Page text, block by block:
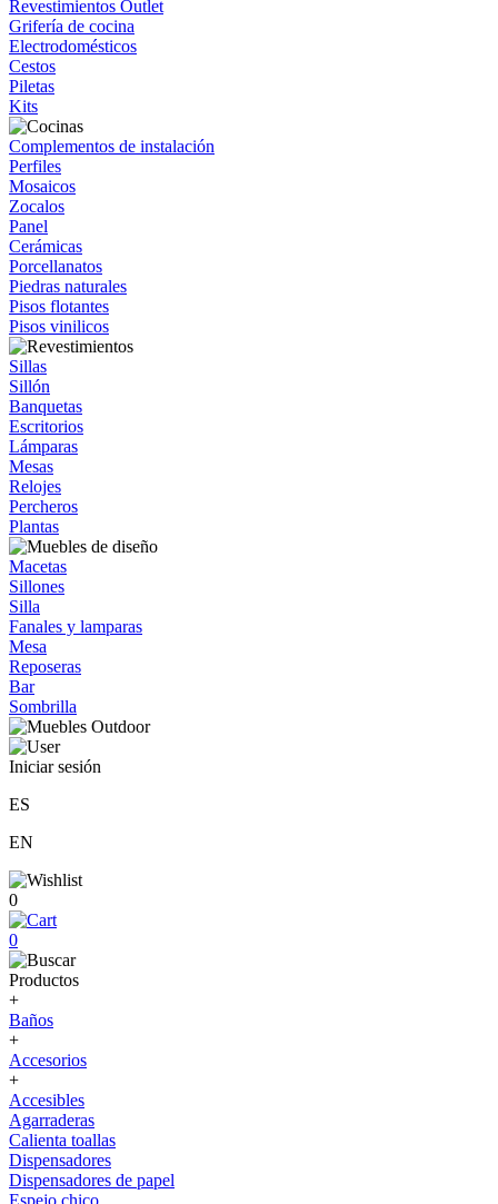
Revestimientos Outlet
Grifería de cocina
Electrodomésticos
Cestos
Piletas
Kits
Complementos de instalación
Perfiles
Mosaicos
Zocalos
Panel
Cerámicas
Porcellanatos
Piedras naturales
Pisos flotantes
Pisos vinilicos
Sillas
Sillón
Banquetas
Escritorios
Lámparas
Mesas
Relojes
Percheros
Plantas
Macetas
Sillones
Silla
Fanales y lamparas
Mesa
Reposeras
Bar
Sombrilla
Iniciar sesión
ES
EN
0
0
Productos
+
Baños
+
Accesorios
+
Accesibles
Agarraderas
Calienta toallas
Dispensadores
Dispensadores de papel
Espejo chico